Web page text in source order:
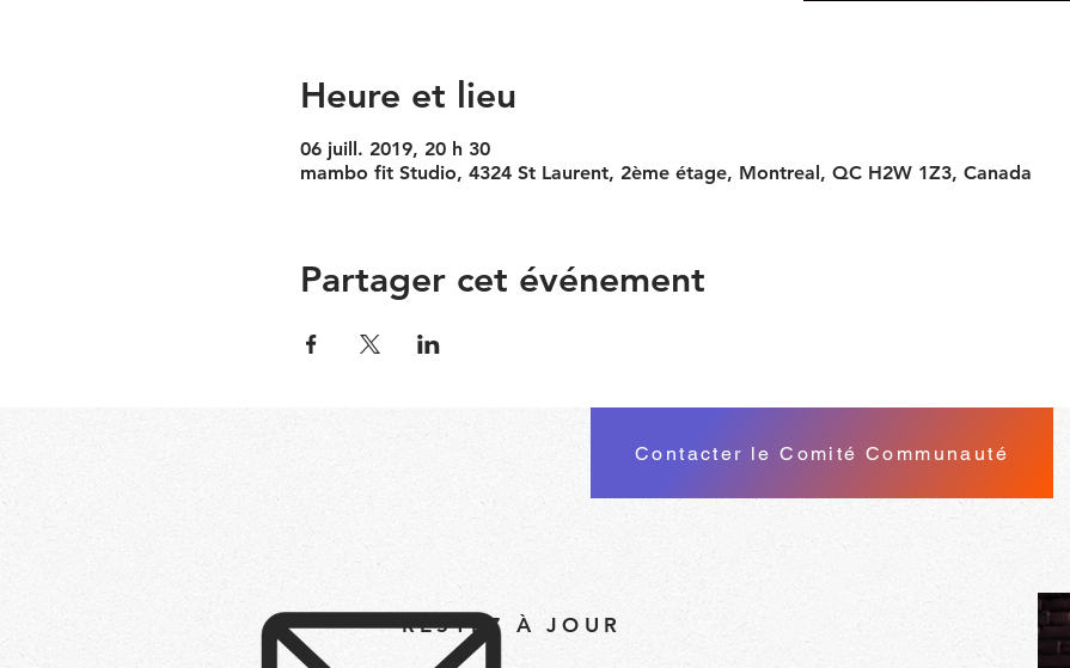
Heure et lieu
06 juill. 2019, 20 h 30
mambo fit Studio, 4324 St Laurent, 2ème étage, Montreal, QC H2W 1Z3, Canada
Partager cet événement
Contacter le Comité Communauté
RESTEZ À JOUR